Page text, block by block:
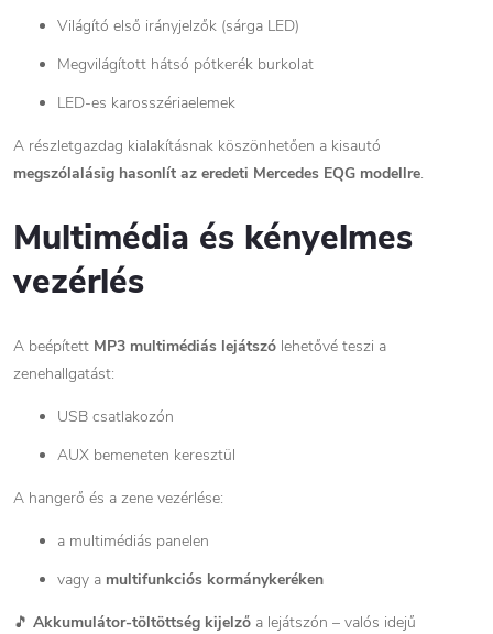
Világító első irányjelzők (sárga LED)
Megvilágított hátsó pótkerék burkolat
LED-es karosszériaelemek
A részletgazdag kialakításnak köszönhetően a kisautó
megszólalásig hasonlít az eredeti Mercedes EQG modellre.
Multimédia és kényelmes
vezérlés
A beépített MP3 multimédiás lejátszó lehetővé teszi a
zenehallgatást:
USB csatlakozón
AUX bemeneten keresztül
A hangerő és a zene vezérlése:
a multimédiás panelen
vagy a multifunkciós kormánykeréken
🎵 Akkumulátor-töltöttség kijelző a lejátszón – valós idejű